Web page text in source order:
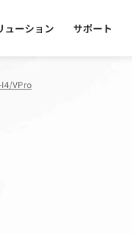
ューション サポート
I4/VPro